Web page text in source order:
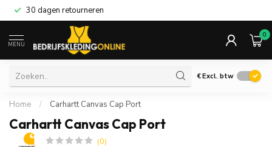
30 dagen retourneren
MENU
0
€Excl. btw
Home / Carhartt Canvas Cap Port
Carhartt Canvas Cap Port
(0)